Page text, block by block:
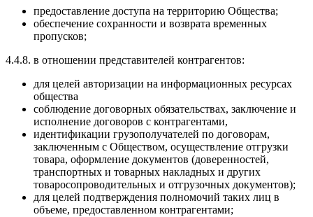
предоставление доступа на территорию Общества;
обеспечение сохранности и возврата временных
пропусков;
4.4.8. в отношении представителей контрагентов:
для целей авторизации на информационных ресурсах
общества
соблюдение договорных обязательствах, заключение и
исполнение договоров с контрагентами,
идентификации грузополучателей по договорам,
заключенным с Обществом, осуществление отгрузки
товара, оформление документов (доверенностей,
транспортных и товарных накладных и других
товаросопроводительных и отгрузочных документов);
для целей подтверждения полномочий таких лиц в
объеме, предоставленном контрагентами;